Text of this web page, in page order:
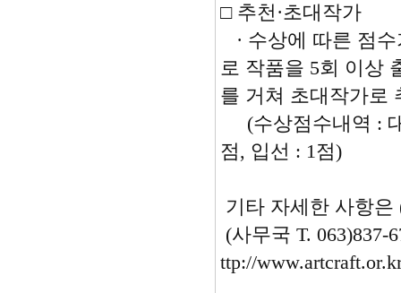
□ 추천·초대작가
· 수상에 따른 점
로 작품을 5회 이
를 거쳐 초대작가로
(수상점수내역 :
점, 입선 : 1점)
기타 자세한 사항
(사무국 T. 063)837-
ttp://